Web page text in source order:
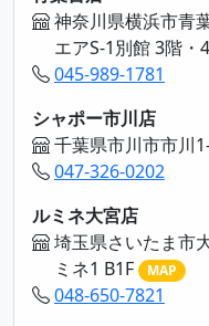
神奈川県横浜市青
エアS-1別館 3階・
045-989-1781
シャポー市川店
千葉県市川市市川
047-326-0202
ルミネ大宮店
埼玉県さいたま市
ミネ1 B1F
MAP
048-650-7821